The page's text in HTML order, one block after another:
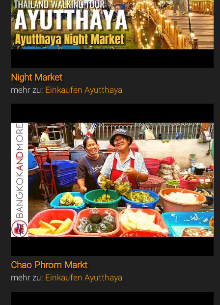
Night Market
mehr zu: Einkaufen Ayutthaya
Chao Phrom Markt
mehr zu: Einkaufen Ayutthaya